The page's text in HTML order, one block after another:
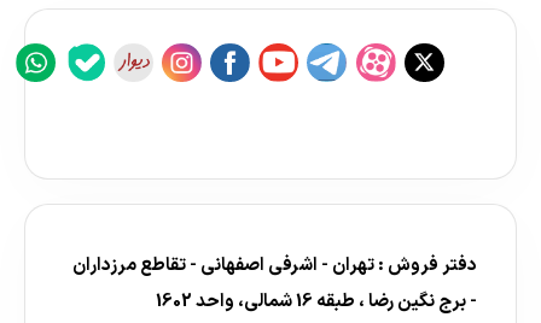
دفتر فروش : تهران - اشرفی اصفهانی - تقاطع مرزداران
- برج نگین رضا ، طبقه 16 شمالی، واحد 1602